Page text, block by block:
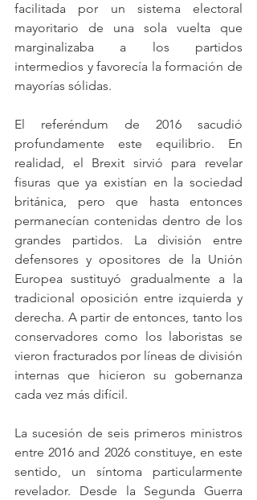
facilitada por un sistema electoral
mayoritario de una sola vuelta que
marginalizaba a los partidos
intermedios y favorecía la formación de
mayorías sólidas.
El referéndum de 2016 sacudió
profundamente este equilibrio. En
realidad, el Brexit sirvió para revelar
fisuras que ya existían en la sociedad
británica, pero que hasta entonces
permanecían contenidas dentro de los
grandes partidos. La división entre
defensores y opositores de la Unión
Europea sustituyó gradualmente a la
tradicional oposición entre izquierda y
derecha. A partir de entonces, tanto los
conservadores como los laboristas se
vieron fracturados por líneas de división
internas que hicieron su gobernanza
cada vez más difícil.
La sucesión de seis primeros ministros
entre 2016 and 2026 constituye, en este
sentido, un síntoma particularmente
revelador. Desde la Segunda Guerra